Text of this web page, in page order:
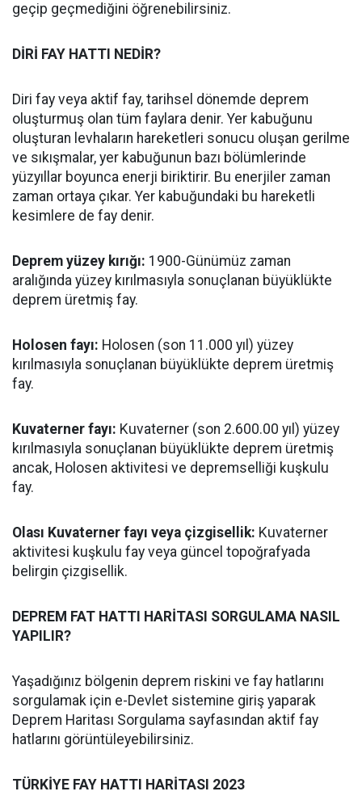
geçip geçmediğini öğrenebilirsiniz.
DİRİ FAY HATTI NEDİR?
Diri fay veya aktif fay, tarihsel dönemde deprem
oluşturmuş olan tüm faylara denir. Yer kabuğunu
oluşturan levhaların hareketleri sonucu oluşan gerilme
ve sıkışmalar, yer kabuğunun bazı bölümlerinde
yüzyıllar boyunca enerji biriktirir. Bu enerjiler zaman
zaman ortaya çıkar. Yer kabuğundaki bu hareketli
kesimlere de fay denir.
Deprem yüzey kırığı: 1900-Günümüz zaman
aralığında yüzey kırılmasıyla sonuçlanan büyüklükte
deprem üretmiş fay.
Holosen fayı: Holosen (son 11.000 yıl) yüzey
kırılmasıyla sonuçlanan büyüklükte deprem üretmiş
fay.
Kuvaterner fayı: Kuvaterner (son 2.600.00 yıl) yüzey
kırılmasıyla sonuçlanan büyüklükte deprem üretmiş
ancak, Holosen aktivitesi ve depremselliği kuşkulu
fay.
Olası Kuvaterner fayı veya çizgisellik: Kuvaterner
aktivitesi kuşkulu fay veya güncel topoğrafyada
belirgin çizgisellik.
DEPREM FAT HATTI HARİTASI SORGULAMA NASIL
YAPILIR?
Yaşadığınız bölgenin deprem riskini ve fay hatlarını
sorgulamak için e-Devlet sistemine giriş yaparak
Deprem Haritası Sorgulama sayfasından aktif fay
hatlarını görüntüleyebilirsiniz.
TÜRKİYE FAY HATTI HARİTASI 2023